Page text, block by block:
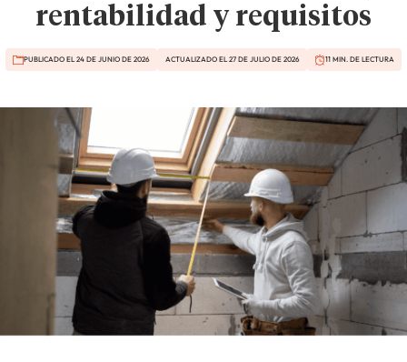
rentabilidad y requisitos
PUBLICADO EL 24 DE JUNIO DE 2026 ACTUALIZADO EL 27 DE JULIO DE 2026 11 MIN. DE LECTURA